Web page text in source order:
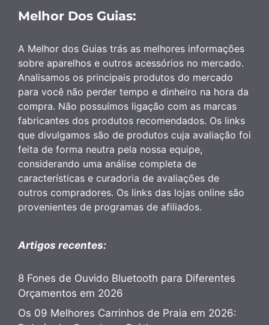
Melhor Dos Guias:
A Melhor dos Guias trás as melhores informações
sobre aparelhos e outros acessórios no mercado.
Analisamos os principais produtos do mercado
para você não perder tempo e dinheiro na hora da
compra. Não possuímos ligação com as marcas
fabricantes dos produtos recomendados. Os links
que divulgamos são de produtos cuja avaliação foi
feita de forma neutra pela nossa equipe,
considerando uma análise completa de
características e curadoria de avaliações de
outros compradores. Os links das lojas online são
provenientes de programas de afiliados.
Artigos recentes:
8 Fones de Ouvido Bluetooth para Diferentes
Orçamentos em 2026
Os 09 Melhores Carrinhos de Praia em 2026: